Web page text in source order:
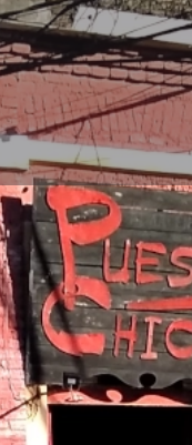
Galería
Llamar